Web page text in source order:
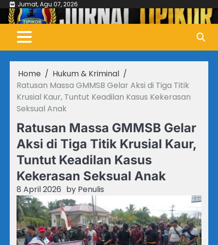
Skip
content
Jumat, Agu 07, 2026
Home
Hukum & Kriminal
Ratusan Massa GMMSB Gelar Aksi di Tiga Titik
Krusial Kaur, Tuntut Keadilan Kasus Kekerasan
Seksual Anak
Ratusan Massa GMMSB Gelar
Aksi di Tiga Titik Krusial Kaur,
Tuntut Keadilan Kasus
Kekerasan Seksual Anak
8 April 2026 by Penulis